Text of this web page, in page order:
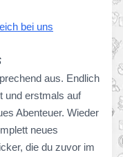
bei uns
aus. Endlich
und erstmals auf
Abenteuer. Wieder
neues
die du zuvor im